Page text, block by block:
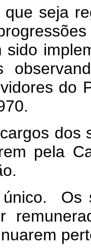
seja
sido
do
dos
pela
Os